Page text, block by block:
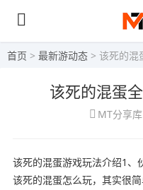
首页 > 最新游动态 > 该死的混
该死的混蛋
MT分享库
该死的混蛋游戏玩法介绍1、
该死的混蛋怎么玩，其实很